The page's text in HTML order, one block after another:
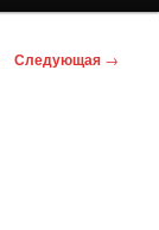
Следующая →